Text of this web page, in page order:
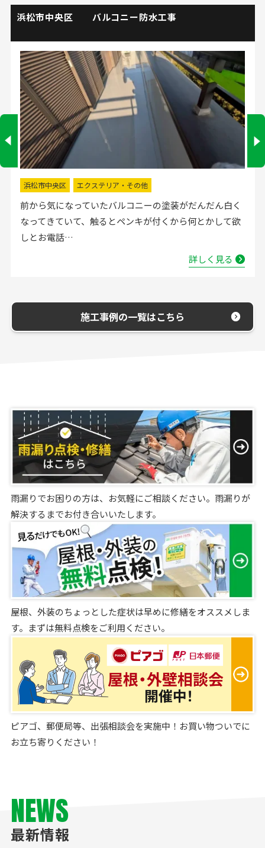
掛川市 流し台水栓取替工事
掛川市 水回りリフォーム
流し台の水栓が壊れたので直してほしいと弊社にお電話
いただきました。確認した所、水栓の吐水が落ちたよう
で取替する…
詳しく見る
施工事例の一覧はこちら
雨漏りでお困りの方は、お気軽にご相談ください。雨漏りが
解決するまでお付き合いいたします。
屋根、外装のちょっとした症状は早めに修繕をオススメしま
す。まずは無料点検をご利用ください。
ピアゴ、郵便局等、出張相談会を実施中！お買い物ついでに
お立ち寄りください！
NEWS
最新情報